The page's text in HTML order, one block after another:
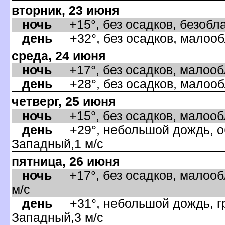
торник, 23 июня
ночь +15°, без осадков,
день +32°, без осадков,
среда, 24 июня
ночь +17°, без осадков,
день +28°, без осадков,
четверг, 25 июня
ночь +15°, без осадков,
день +29°, небольшой дождь,
Западный,1 м/с
пятница, 26 июня
ночь +17°, без осадков,
м/с
день +31°, небольшой дождь,
Западный,3 м/с